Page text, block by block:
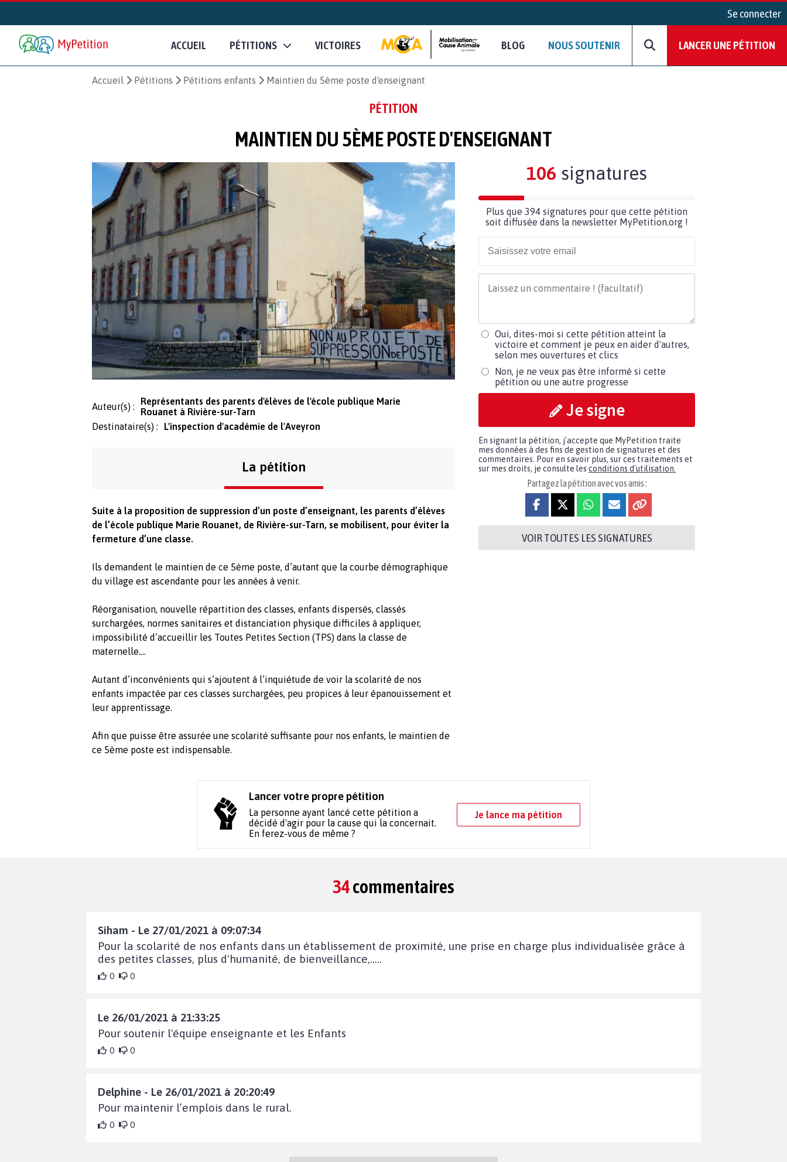
Se connecter
ACCUEIL PÉTITIONS VICTOIRES BLOG NOUS SOUTENIR LANCER UNE PÉTITION
Accueil Pétitions Pétitions enfants Maintien du 5ème poste d'enseignant
PÉTITION
MAINTIEN DU 5ÈME POSTE D'ENSEIGNANT
Auteur(s) :
Représentants des parents d'élèves de l'école publique Marie
Rouanet à Rivière-sur-Tarn
Destinataire(s) :
L'inspection d'académie de l'Aveyron
La pétition
Suite à la proposition de suppression d’un poste d’enseignant, les parents d’élèves
de l’école publique Marie Rouanet, de Rivière-sur-Tarn, se mobilisent, pour éviter la
fermeture d’une classe.
Ils demandent le maintien de ce 5ème poste, d’autant que la courbe démographique
du village est ascendante pour les années à venir.
Réorganisation, nouvelle répartition des classes, enfants dispersés, classés
surchargées, normes sanitaires et distanciation physique difficiles à appliquer,
impossibilité d’accueillir les Toutes Petites Section (TPS) dans la classe de
maternelle….
Autant d’inconvénients qui s’ajoutent à l’inquiétude de voir la scolarité de nos
enfants impactée par ces classes surchargées, peu propices à leur épanouissement et
leur apprentissage.
Afin que puisse être assurée une scolarité suffisante pour nos enfants, le maintien de
ce 5ème poste est indispensable.
106 signatures
Plus que 394 signatures pour que cette pétition
soit diffusée dans la newsletter MyPetition.org !
Oui, dites-moi si cette pétition atteint la
victoire et comment je peux en aider d'autres,
selon mes ouvertures et clics
Non, je ne veux pas être informé si cette
pétition ou une autre progresse
Je signe
En signant la pétition, j'accepte que MyPetition traite
mes données à des fins de gestion de signatures et des
commentaires. Pour en savoir plus, sur ces traitements et
sur mes droits, je consulte les conditions d'utilisation.
Partagez la pétition avec vos amis :
VOIR TOUTES LES SIGNATURES
Lancer votre propre pétition
La personne ayant lancé cette pétition a
décidé d'agir pour la cause qui la concernait.
En ferez-vous de même ?
Je lance ma pétition
34commentaires
Siham - Le 27/01/2021 à 09:07:34
Pour la scolarité de nos enfants dans un établissement de proximité, une prise en charge plus individualisée grâce à
des petites classes, plus d'humanité, de bienveillance,.....
0 0
Le 26/01/2021 à 21:33:25
Pour soutenir l'équipe enseignante et les Enfants
0 0
Delphine - Le 26/01/2021 à 20:20:49
Pour maintenir l’emplois dans le rural.
0 0